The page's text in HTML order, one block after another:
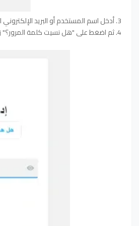
3. أدخل اسم المستخدم أو البريد الإلكتروني الخاص بك .
4. ثم اضغط على "
هل نسيت كلمة المرور؟"